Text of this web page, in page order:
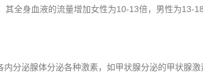
全身血液的流量增加女性为10-13倍，男性为13-
泌腺体分泌各种激素，如甲状腺分泌的甲状腺激